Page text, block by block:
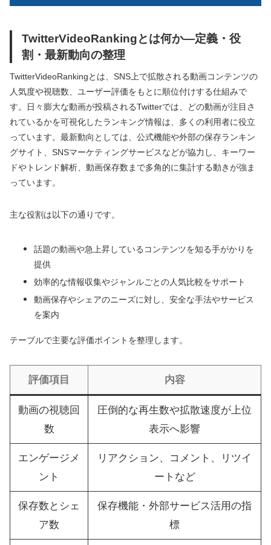
TwitterVideoRankingとは何か―定義・役
割・最新動向の整理
TwitterVideoRankingとは、SNS上で拡散される動画コンテンツの
人気度や視聴数、ユーザー評価をもとに順位付けする仕組みで
す。日々膨大な動画が投稿されるTwitterでは、どの動画が注目さ
れているかを可視化したランキング情報は、多くの利用者に役立
っています。最新動向としては、公式機能や外部の保存ランキン
グサイト、SNSマーケティングサービスなどが協力し、キーワー
ドやトレンド解析、動画保存数まで多角的に集計する動きが強ま
っています。
主な役割は以下の通りです。
話題の動画や急上昇しているコンテンツを知る手がかりを
提供
効率的な情報収集やジャンルごとの人気比較をサポート
動画保存やシェアのニーズに対し、安全な手法やサービス
を案内
テーブルで主要な評価ポイントを整理します。
評価項目 内容
動画の視聴回
数
圧倒的な再生数や拡散速度が上位
表示へ影響
エンゲージメ
ント
リアクション、コメント、リツイ
ートなど
保存数とシェ
ア数
保存機能・外部サービス活用の指
標